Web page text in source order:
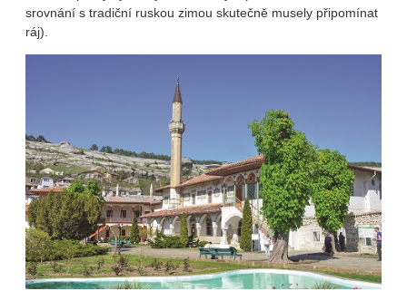
srovnání s tradiční ruskou zimou skutečně musely připomínat
ráj).